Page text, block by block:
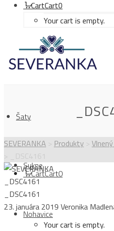
CartCart0
Your cart is empty.
Šaty
Sukne
Nohavice
CartCart0
Your cart is empty.
SEVERANKA Produkty
_DSC4161
_DSC4161
_DSC4161
23. januára 2019 Veronika